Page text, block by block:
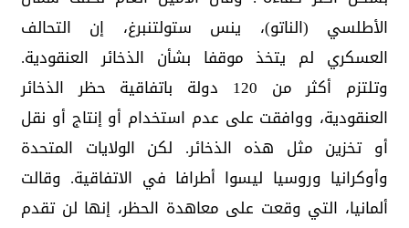
الأطلسي (الناتو)، ينس ستولتنبرغ، إن التحالف
العسكري لم يتخذ موقفا بشأن الذخائر العنقودية.
وتلتزم أكثر من 120 دولة باتفاقية حظر الذخائر
العنقودية، ووافقت على عدم استخدام أو إنتاج أو نقل
أو تخزين مثل هذه الذخائر. لكن الولايات المتحدة
وأوكرانيا وروسيا ليسوا أطرافا في الاتفاقية. وقالت
ألمانيا، التي وقعت على معاهدة الحظر، إنها لن تقدم